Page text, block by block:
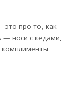
это про то, как
— носи с кедами,